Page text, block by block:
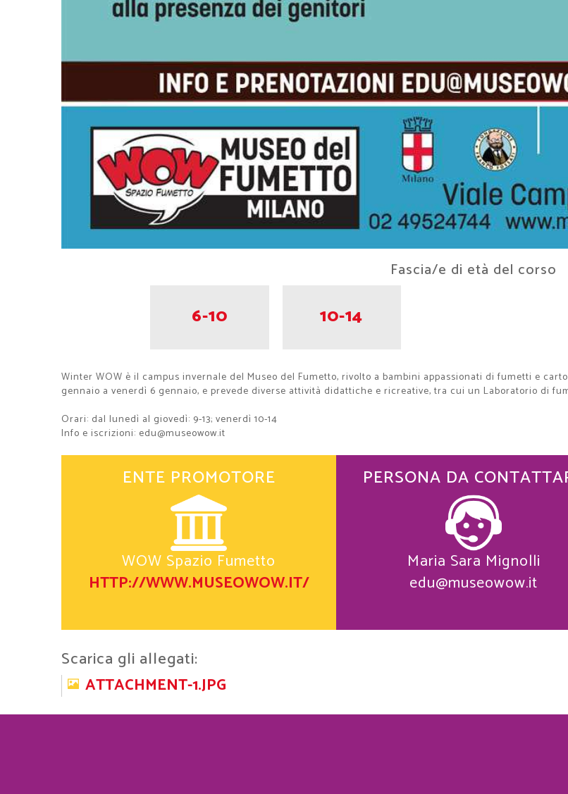
Fascia/e di età del corso
6-10 10-14
Winter WOW è il campus invernale del Museo del Fumetto, rivolto a bambini appassionati di fumetti e
gennaio a venerdì 6 gennaio, e prevede diverse attività didattiche e ricreative, tra cui un Laboratorio di
Orari: dal lunedì al giovedì: 9-13; venerdì 10-14
Info e iscrizioni: edu@museowow.it
ENTE PROMOTORE
WOW Spazio Fumetto
HTTP://WWW.MUSEOWOW.IT/
PERSONA DA
Maria Sara Mignolli
edu@museowow.it
Scarica gli allegati:
ATTACHMENT-1.JPG